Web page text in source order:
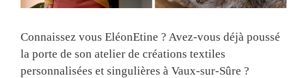
Connaissez vous EléonEtine ? Avez-vous déjà poussé
la porte de son atelier de créations textiles
personnalisées et singulières à Vaux-sur-Sûre ?